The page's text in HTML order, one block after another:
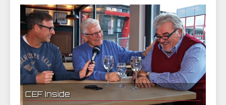
CEF Inside
21.05.2017 10:10 | CEF Nürnberg